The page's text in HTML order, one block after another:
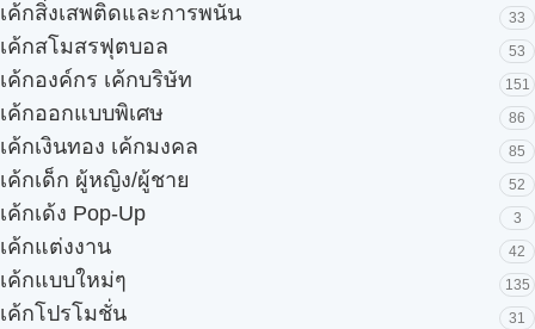
เค้กสิ่งเสพติดและการพนัน 33
เค้กสโมสรฟุตบอล 53
เค้กองค์กร เค้กบริษัท 151
เค้กออกแบบพิเศษ 86
เค้กเงินทอง เค้กมงคล 85
เค้กเด็ก ผู้หญิง/ผู้ชาย 52
เค้กเด้ง Pop-Up 3
เค้กแต่งงาน 42
เค้กแบบใหม่ๆ 135
เค้กโปรโมชั่น 31